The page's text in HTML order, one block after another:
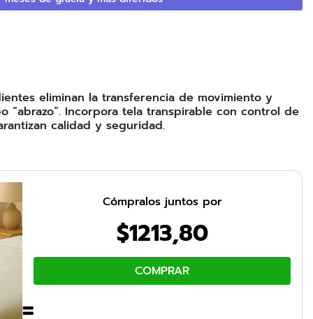
eliminan la transferencia de movimiento y
“abrazo”. Incorpora tela transpirable con control de
calidad y seguridad.
=
Cómpralos juntos por
$1213,80
COMPRAR